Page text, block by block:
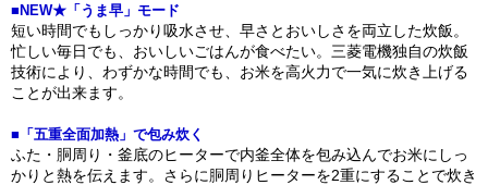
■NEW★「うま早」モード
短い時間でもしっかり吸水させ、早さとおいしさを両立した炊飯。
忙しい毎日でも、おいしいごはんが食べたい。三菱電機独自の炊飯
技術により、わずかな時間でも、お米を高火力で一気に炊き上げる
ことが出来ます。
■「五重全面加熱」で包み炊く
ふた・胴周り・釜底のヒーターで内釜全体を包み込んでお米にしっ
かりと熱を伝えます。さらに胴周りヒーターを2重にすることで炊き